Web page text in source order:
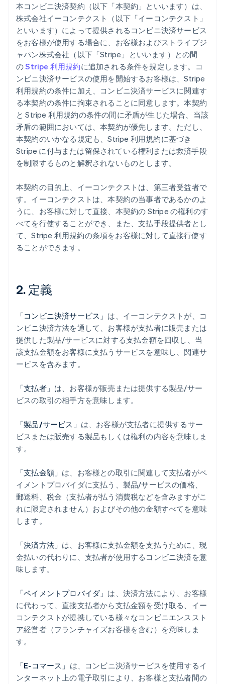
本コンビニ決済契約（以下「本契約」といいます）は、
株式会社イーコンテクスト（以下「イーコンテクスト」
といいます）によって提供されるコンビニ決済サービス
をお客様が使用する場合に、お客様およびストライプジ
ャパン株式会社（以下「Stripe」といいます）との間
のStripe 利用規約に追加される条件を規定します。コ
ンビニ決済サービスの使用を開始するお客様は、Stripe
利用規約の条件に加え、コンビニ決済サービスに関連す
る本契約の条件に拘束されることに同意します。本契約
と Stripe 利用規約の条件の間に矛盾が生じた場合、当該
矛盾の範囲においては、本契約が優先します。ただし、
本契約のいかなる規定も、Stripe 利用規約に基づき
Stripe に付与または留保されている権利または救済手段
を制限するものと解釈されないものとします。
本契約の目的上、イーコンテクストは、第三者受益者で
す。イーコンテクストは、本契約の当事者であるかのよ
うに、お客様に対して直接、本契約の Stripe の権利のす
べてを行使することができ、また、支払手段提供者とし
て、Stripe 利用規約の条項をお客様に対して直接行使す
ることができます。
2. 定義
「コンビニ決済サービス」 は、イーコンテクストが、コ
ンビニ決済方法を通して、お客様が支払者に販売または
提供した製品/サービスに対する支払金額を回収し、当
該支払金額をお客様に支払うサービスを意味し、関連サ
ービスを含みます。
「支払者」 は、お客様が販売または提供する製品/サー
ビスの取引の相手方を意味します。
「製品/サービス」 は、お客様が支払者に提供するサー
ビスまたは販売する製品もしくは権利の内容を意味しま
す。
「支払金額」 は、お客様との取引に関連して支払者がペ
イメントプロバイダに支払う、製品/サービスの価格、
郵送料、税金（支払者が払う消費税などを含みますがこ
れに限定されません）およびその他の金額すべてを意味
します。
「決済方法」 は、お客様に支払金額を支払うために、現
金払いの代わりに、支払者が使用するコンビニ決済を意
味します。
「ペイメントプロバイダ」 は、決済方法により、お客様
に代わって、直接支払者から支払金額を受け取る、イー
コンテクストが提携している様々なコンビニエンススト
ア経営者（フランチャイズお客様を含む）を意味しま
す。
「E-コマース」 は、コンビニ決済サービスを使用するイ
ンターネット上の電子取引により、お客様と支払者間の